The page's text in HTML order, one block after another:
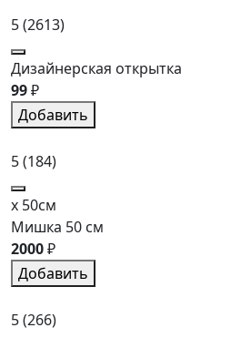
5(2613)
Дизайнерская открытка
99₽
Добавить
5(184)
x 50см
Мишка 50 см
2000₽
Добавить
5(266)